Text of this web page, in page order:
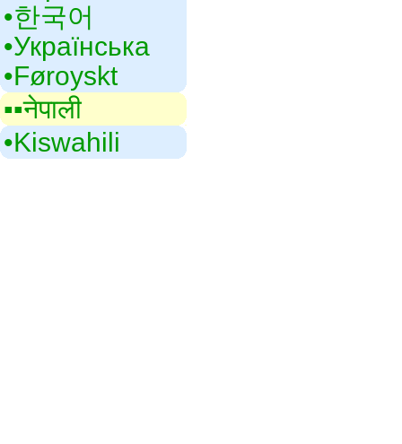
•‎한국어
•‎Українська
•‎Føroyskt
▪▪‎नेपाली
•‎Kiswahili